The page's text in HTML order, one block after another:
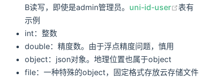
B读写，即使是admin管理员。 uni-id-user
表有
示例
int：整数
double：精度数。由于浮点精度问题，慎用
object：json对象。地理位置也属于object
file：一种特殊的object，固定格式存放云存储文件